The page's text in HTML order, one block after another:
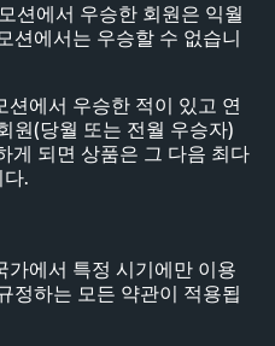
션에서 우승한 회원은 익월
션에서는 우승할 수 없습니
에서 우승한 적이 있고 연
원(당월 또는 전월 우승자)
게 되면 상품은 그 다음 최다
.
가에서 특정 시기에만 이용
정하는 모든 약관이 적용됩